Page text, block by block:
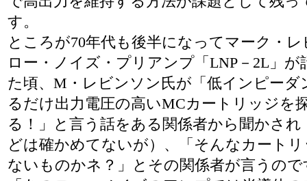
す。
ところが70年代も後半になってマーク・
ロー・ノイズ・プリアンプ「LNP－2L」が
た頃、M・レビンソン氏が「低インピーダ
るだけ出力電圧の高いMCカートリッジを
る！」と言う話をある関係者から聞かされ
どは確かめてないが）、「そんなカート
ないものかネ？」とその関係者が言うので